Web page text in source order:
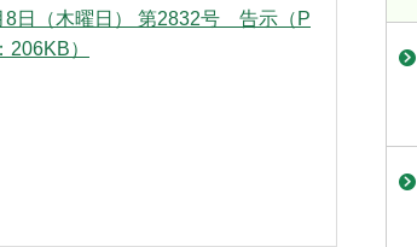
8日（木曜日） 第2832号 告示（P
206KB）